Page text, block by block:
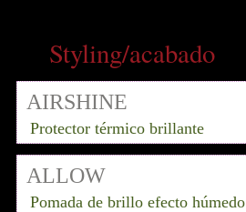
Styling/acabado
AIRSHINE
Protector térmico brillante
ALLOW
Pomada de brillo efecto húmedo